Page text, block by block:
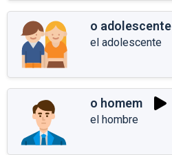
o adolescente
el adolescente
o homem
el hombre